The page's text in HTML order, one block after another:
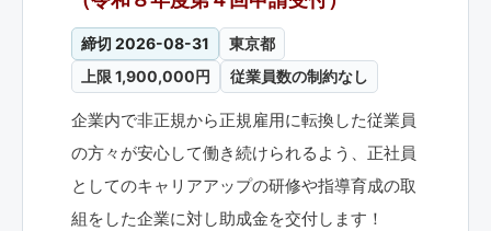
締切 2026-08-31
東京都
上限 1,900,000円
従業員数の制約なし
企業内で非正規から正規雇用に転換した従業員
の方々が安心して働き続けられるよう、正社員
としてのキャリアアップの研修や指導育成の取
組をした企業に対し助成金を交付します！